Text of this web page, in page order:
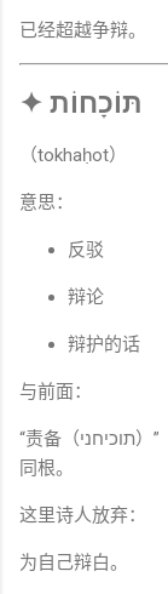
已经超越争辩。
✦ תּוֹכָחוֹת
（tokhaḥot）
意思：
反驳
辩论
辩护的话
与前面：
“责备（תוכיחני）”
同根。
这里诗人放弃：
为自己辩白。